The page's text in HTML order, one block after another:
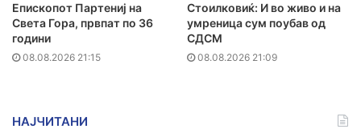
Епископот Партениј на
Света Гора, првпат по 36
години
08.08.2026 21:15
Стоилковиќ: И во живо и на
умреница сум поубав од
СДСМ
08.08.2026 21:09
НАЈЧИТАНИ